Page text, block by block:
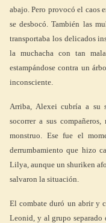
abajo. Pero provocó el caos
se desbocó. También las
transportaba los delicados
la muchacha con tan
estampándose contra un
inconsciente.
Arriba, Alexei cubría a su
socorrer a sus
monstruo. Ese fue el
derrumbamiento que hizo
Lilya, aunque un shuriken
salvaron la situación.
El combate duró un abrir y
Leonid, y al grupo separado